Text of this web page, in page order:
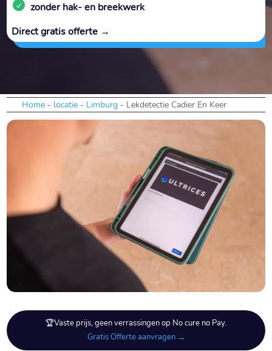
zonder hak- en breekwerk
Direct gratis offerte →
Home- locatie- Limburg- Lekdetectie Cadier En Keer
🏆Vaste prijs, geen verrassingen op No cure no Pay.
Gratis Offerte aanvragen →